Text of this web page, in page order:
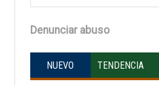
Denunciar abuso
NUEVO TENDENCIA